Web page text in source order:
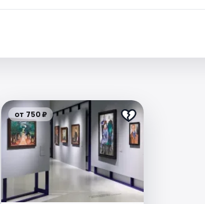
от 750 ₽